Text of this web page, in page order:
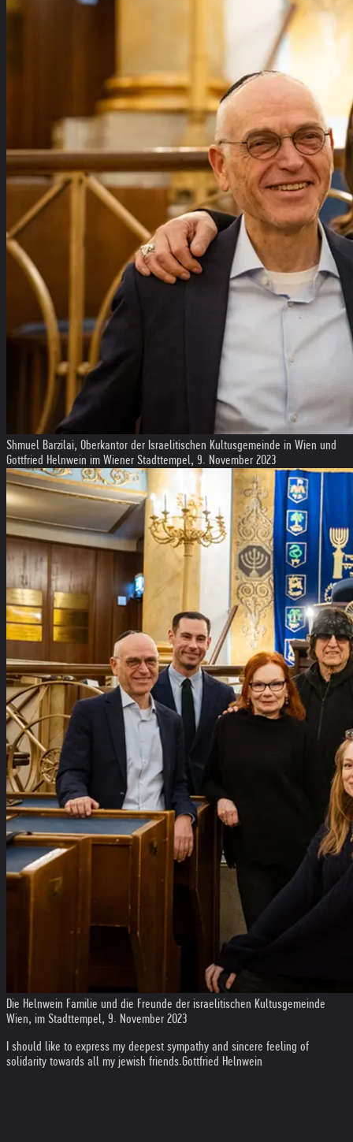
Shmuel Barzilai, Oberkantor der Israelitischen Kultusgemeinde in Wien und
Gottfried Helnwein im Wiener Stadttempel, 9. November 2023
Die Helnwein Familie und die Freunde der israelitischen Kultusgemeinde
Wien, im Stadttempel, 9. November 2023
I should like to express my deepest sympathy and sincere feeling of
solidarity towards all my jewish friends.Gottfried Helnwein